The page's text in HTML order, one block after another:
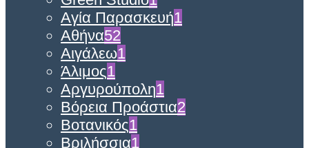
Αγία Παρασκευή1
Αθήνα52
Αιγάλεω1
Άλιμος1
Αργυρούπολη1
Βόρεια Προάστια2
Βοτανικός1
Βριλήσσια1